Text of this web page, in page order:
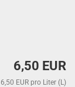
6,50 EUR
6,50 EUR pro Liter (L)